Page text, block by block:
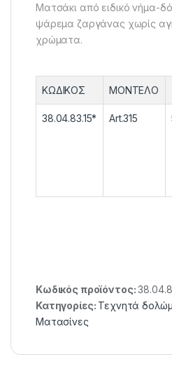
Ματσάκι από ειδικό νήμα-
ψάρεμα ζαργάνας χωρίς
χρώματα.
ΚΩΔΙΚΟΣ ΜΟΝΤΕΛΟ
38.04.83.15* Art.315
Κωδικός προϊόντος:
Κατηγορίες: Τεχνητά
Ματασίνες